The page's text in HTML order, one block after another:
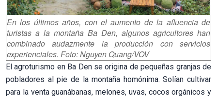
En los últimos años, con el aumento de la afluencia de
turistas a la montaña Ba Den, algunos agricultores han
combinado audazmente la producción con servicios
experienciales. Foto: Nguyen Quang/VOV
El agroturismo en Ba Den se origina de pequeñas granjas de
pobladores al pie de la montaña homónima. Solían cultivar
para la venta guanábanas, melones, uvas, cocos orgánicos y